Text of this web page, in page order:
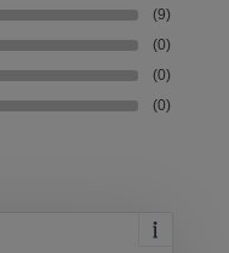
(9)
(0)
(0)
(0)